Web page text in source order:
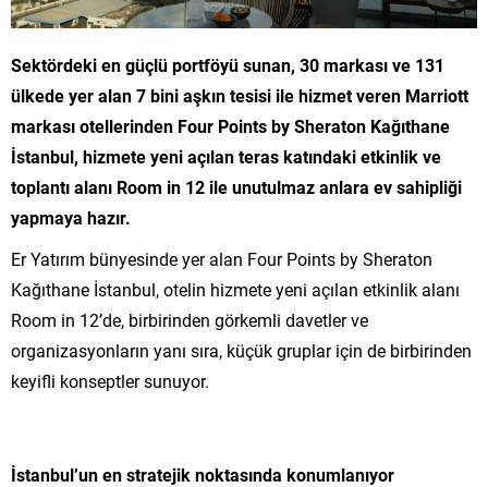
Sektördeki en güçlü portföyü sunan, 30 markası ve 131
ülkede yer alan 7 bini aşkın tesisi ile hizmet veren Marriott
markası otellerinden Four Points by Sheraton Kağıthane
İstanbul, hizmete yeni açılan teras katındaki etkinlik ve
toplantı alanı Room in 12 ile unutulmaz anlara ev sahipliği
yapmaya hazır.
Er Yatırım bünyesinde yer alan Four Points by Sheraton
Kağıthane İstanbul, otelin hizmete yeni açılan etkinlik alanı
Room in 12’de, birbirinden görkemli davetler ve
organizasyonların yanı sıra, küçük gruplar için de birbirinden
keyifli konseptler sunuyor.
İstanbul’un en stratejik noktasında konumlanıyor